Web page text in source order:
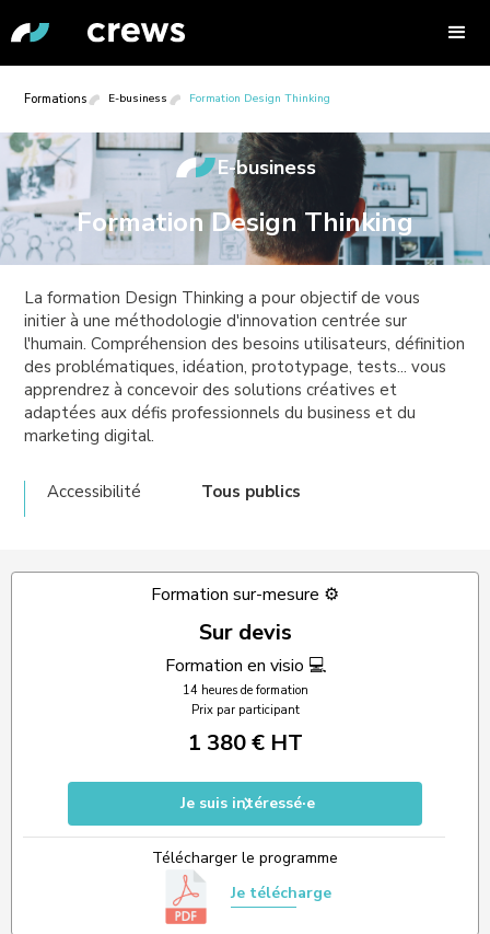
Formations E-business Formation Design Thinking
E-business
Formation Design Thinking
La formation Design Thinking a pour objectif de vous
initier à une méthodologie d'innovation centrée sur
l'humain. Compréhension des besoins utilisateurs, définition
des problématiques, idéation, prototypage, tests... vous
apprendrez à concevoir des solutions créatives et
adaptées aux défis professionnels du business et du
marketing digital.
Accessibilité Tous publics
Formation sur-mesure ⚙️
Sur devis
Formation en visio 💻
14 heures de formation
Prix par participant
1 380 € HT
Je suis intéressé·e
Télécharger le programme
Je télécharge